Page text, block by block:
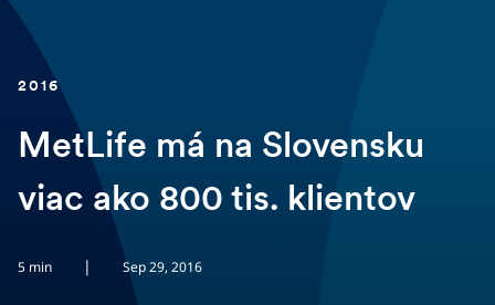
2016
MetLife má na Slovensku
viac ako 800 tis. klientov
5 min | Sep 29, 2016